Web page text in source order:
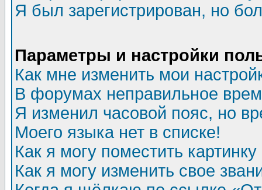
Я был зарегистрирован, но
Параметры и настройки
Как мне изменить мои
В форумах неправильное
Я изменил часовой пояс, но
Моего языка нет в списке!
Как я могу поместить
Как я могу изменить свое